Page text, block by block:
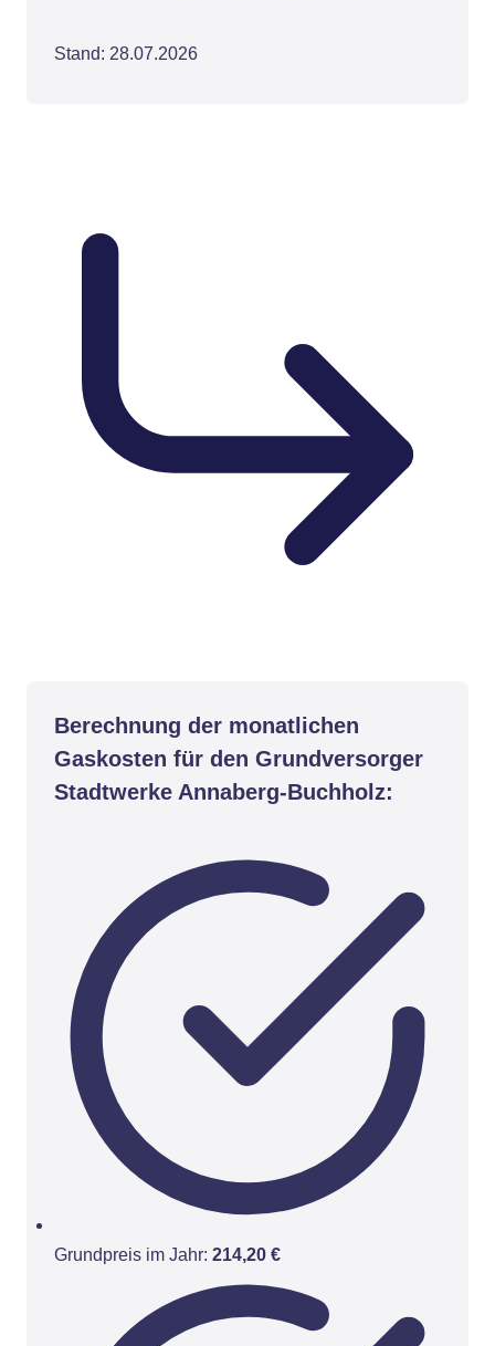
Stand: 28.07.2026
Berechnung der monatlichen
Gaskosten für den Grundversorger
Stadtwerke Annaberg-Buchholz:
Grundpreis im Jahr: 214,20 €